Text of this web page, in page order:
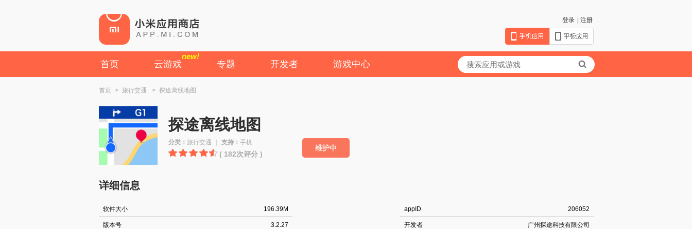
注册
登录
首页 云游戏
new!
专题 开发者 游戏中心
首页 > 旅行交通 > 探途离线地图
探途离线地图
分类： 旅行交通 支持： 手机
( 182次评分 )
维护中
详细信息
软件大小 196.39M appID 206052
版本号 3.2.27 开发者 广州探途科技有限公司